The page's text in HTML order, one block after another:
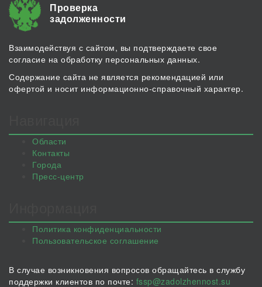
Проверка
задолженности
Взаимодействуя с сайтом, вы подтверждаете свое
согласие на обработку персональных данных.
Содержание сайта не является рекомендацией или
офертой и носит информационно-справочный характер.
Области
Контакты
Города
Пресс-центр
Политика конфиденциальности
Пользовательское соглашение
В случае возникновения вопросов обращайтесь в службу
поддержки клиентов по почте: fssp@zadolzhennost.su